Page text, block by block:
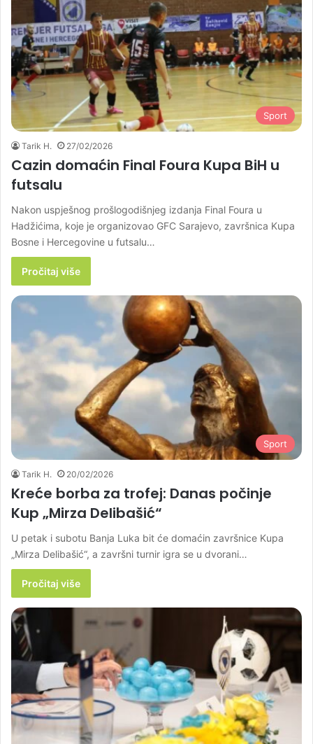
Sport
Tarik H. 27/02/2026
Cazin domaćin Final Foura Kupa BiH u
futsalu
Nakon uspješnog prošlogodišnjeg izdanja Final Foura u
Hadžićima, koje je organizovao GFC Sarajevo, završnica Kupa
Bosne i Hercegovine u futsalu…
Pročitaj više
Sport
Tarik H. 20/02/2026
Kreće borba za trofej: Danas počinje
Kup „Mirza Delibašić“
U petak i subotu Banja Luka bit će domaćin završnice Kupa
„Mirza Delibašić“, a završni turnir igra se u dvorani…
Pročitaj više